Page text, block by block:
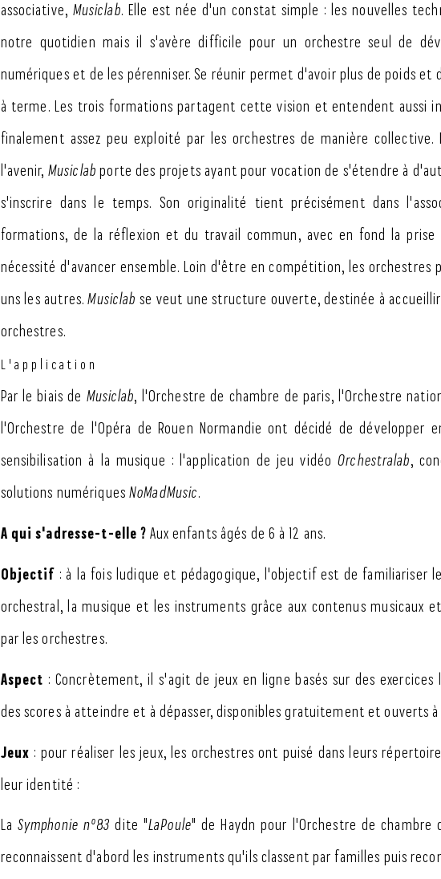
associative, Musiclab. Elle est née d'un constat simple : les nouvelles
notre quotidien mais il s'avère difficile pour un orchestre seul de
numériques et de les pérenniser. Se réunir permet d'avoir plus de poids et
à terme. Les trois formations partagent cette vision et entendent aussi
finalement assez peu exploité par les orchestres de manière collective.
l'avenir, Musiclab porte des projets ayant pour vocation de s'étendre à
s'inscrire dans le temps. Son originalité tient précisément dans
formations, de la réflexion et du travail commun, avec en fond la prise
nécessité d'avancer ensemble. Loin d'être en compétition, les orchestres
uns les autres.Musiclab se veut une structure ouverte, destinée à
orchestres.
L'application
Par le biais de Musiclab, l'Orchestre de chambre de paris, l'Orchestre
l'Orchestre de l'Opéra de Rouen Normandie ont décidé de développer
sensibilisation à la musique : l'application de jeu vidéoOrchestralab,
solutions numériquesNoMadMusic.
A qui s'adresse-t-elle ? Aux enfants âgés de 6 à 12 ans.
Objectif : à la fois ludique et pédagogique, l'objectif est de familiariser
orchestral, la musique et les instruments grâce aux contenus musicaux
par les orchestres.
Aspect : Concrètement, il s'agit de jeux en ligne basés sur des exercices
des scores à atteindre et à dépasser, disponibles gratuitement et ouverts
Jeux : pour réaliser les jeux, les orchestres ont puisé dans leurs
leur identité :
La Symphonie n°83 dite "LaPoule" de Haydn pour l'Orchestre de chambre
reconnaissent d'abord les instruments qu'ils classent par familles puis